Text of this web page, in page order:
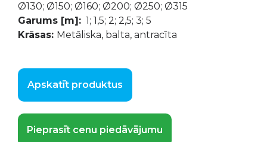
Ø130; Ø150; Ø160; Ø200; Ø250; Ø315
Garums [m]: 1; 1,5; 2; 2,5; 3; 5
Krāsas: Metāliska, balta, antracīta
Apskatīt produktus
Pieprasīt cenu piedāvājumu